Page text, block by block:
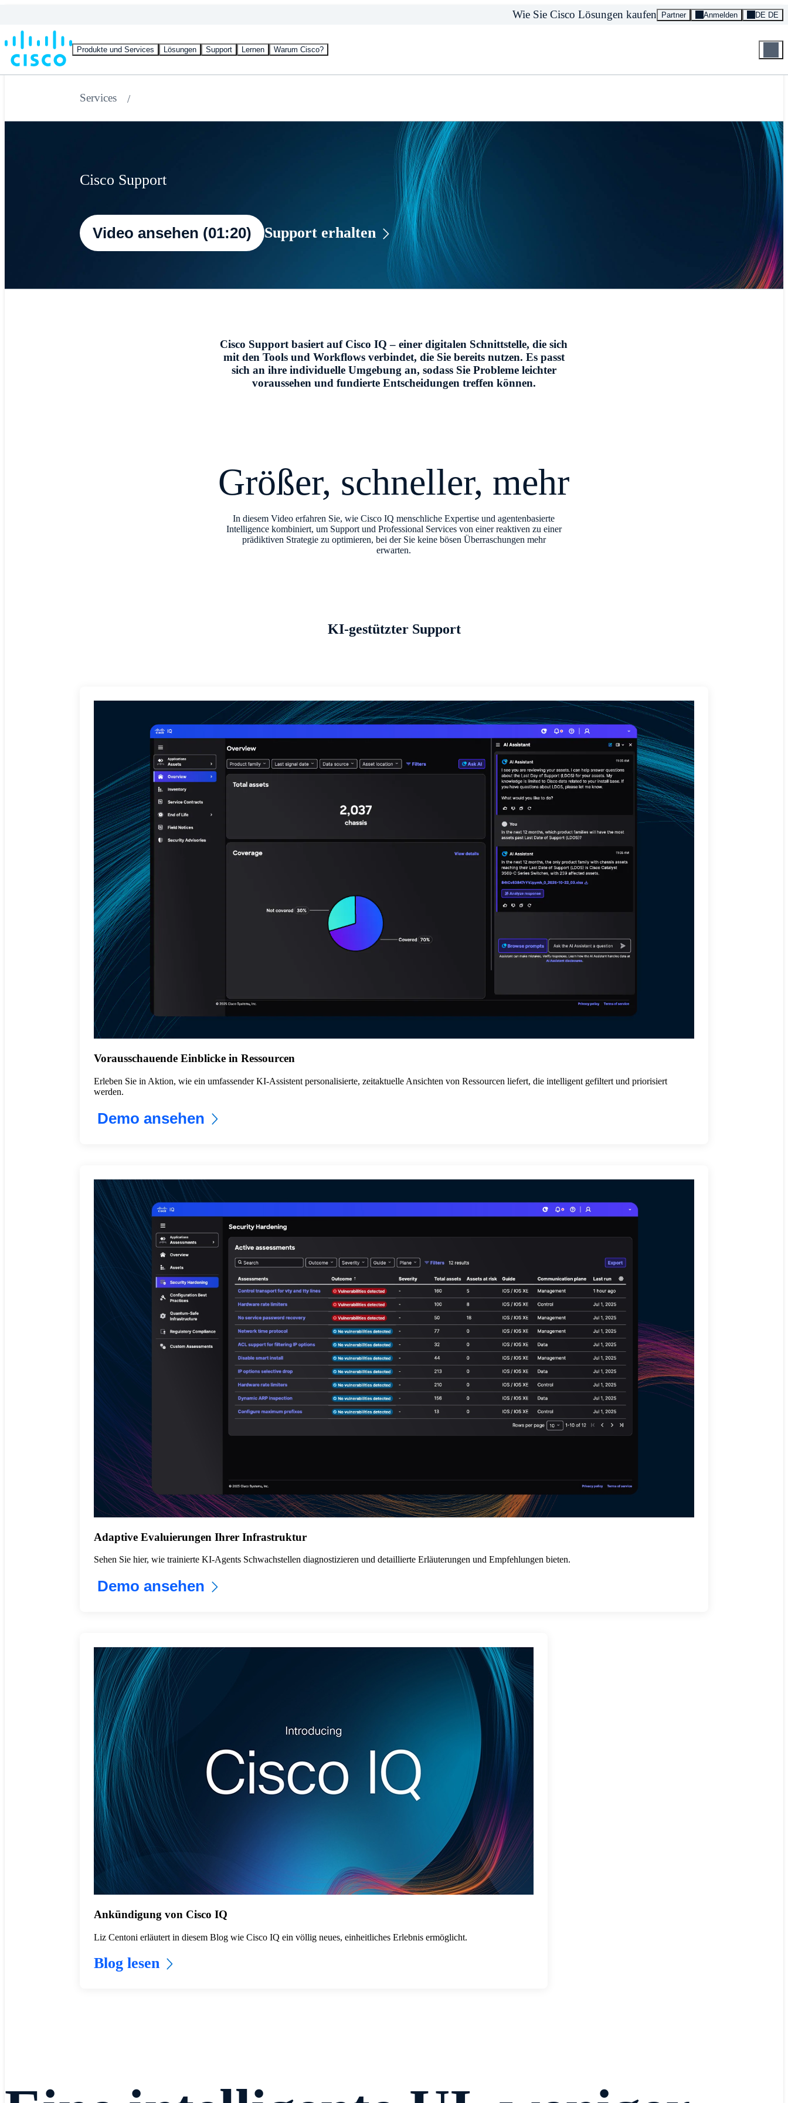
Produkte und Services Lösungen Support Lernen Warum Cisco?
Wie Sie Cisco Lösungen kaufen Partner Anmelden DE DE
Services
Cisco Support
Video ansehen (01:20) Support erhalten
Cisco Support basiert auf Cisco IQ – einer digitalen Schnittstelle, die sich
mit den Tools und Workflows verbindet, die Sie bereits nutzen. Es passt
sich an ihre individuelle Umgebung an, sodass Sie Probleme leichter
voraussehen und fundierte Entscheidungen treffen können.
Größer, schneller, mehr
In diesem Video erfahren Sie, wie Cisco IQ menschliche Expertise und agentenbasierte
Intelligence kombiniert, um Support und Professional Services von einer reaktiven zu einer
prädiktiven Strategie zu optimieren, bei der Sie keine bösen Überraschungen mehr
erwarten.
KI-gestützter Support
Vorausschauende Einblicke in Ressourcen
Erleben Sie in Aktion, wie ein umfassender KI-Assistent personalisierte, zeitaktuelle Ansichten von Ressourcen liefert, die intelligent gefiltert und priorisiert
werden.
Demo ansehen
Adaptive Evaluierungen Ihrer Infrastruktur
Sehen Sie hier, wie trainierte KI-Agents Schwachstellen diagnostizieren und detaillierte Erläuterungen und Empfehlungen bieten.
Demo ansehen
Ankündigung von Cisco IQ
Liz Centoni erläutert in diesem Blog wie Cisco IQ ein völlig neues, einheitliches Erlebnis ermöglicht.
Blog lesen